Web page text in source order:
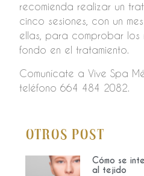
Otros Post
Cómo se
al tejido
recomienda realizar un
cinco sesiones, con un
ellas, para comprobar
fondo en el tratamiento.
Comunícate a Vive Spa
teléfono 664 484 2082.